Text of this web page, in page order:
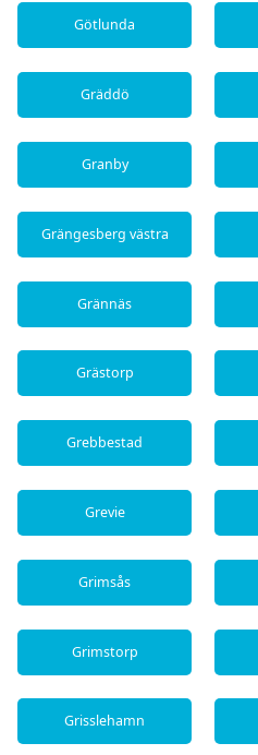
Götlunda
Gräddö
Granby
Grängesberg västra
Grännäs
Grästorp
Grebbestad
Grevie
Grimsås
Grimstorp
Grisslehamn